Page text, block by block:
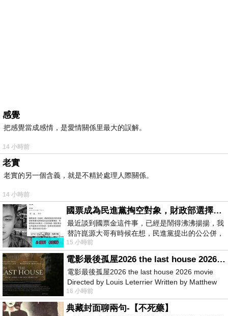
感覺
把感覺當成感情，是愛情關係里最大的誤解。
14 小時前
老實
老實的另一個含義，就是不精於處理人際關係。
14 小時前
國票成為民進黨掏空對象，財政部選擇性失憶
最近談到國票金這件事，已經是鬧得沸沸揚揚，我
替許崑源大哥有時候在想，民進黨提出的公公併，
其實就是想要國庫通黨庫，鬧出最大的醜
15 小時前
電影最後孤屋2026 the last house 2026 movie
電影最後孤屋2026 the last house 2026 movie
Directed by Louis Leterrier Written by Matthew
Robinson Starring Greta Lee Wa
16 小時前
典藏封面聊兩句-【不死藥】